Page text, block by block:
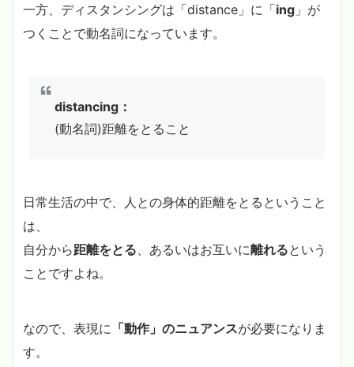
一方、ディスタンシングは「distance」に「ing 」が
つくことで動名詞になっています。
distancing：
(動名詞)距離をとること
日常生活の中で、人との身体的距離をとるということ
は、
自分から距離をとる 、あるいはお互いに離れるという
ことですよね。
なので、表現に 「動作」のニュアンスが必要になりま
す。